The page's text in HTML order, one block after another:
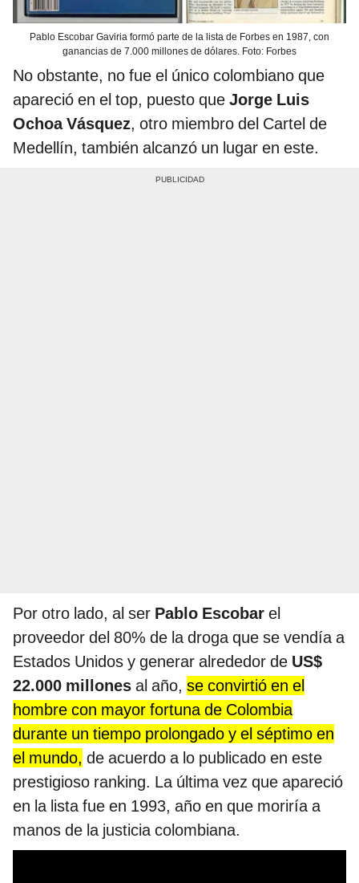
Pablo Escobar Gaviria formó parte de la lista de Forbes en 1987, con
ganancias de 7.000 millones de dólares. Foto: Forbes
No obstante, no fue el único colombiano que
apareció en el top, puesto que Jorge Luis
Ochoa Vásquez, otro miembro del Cartel de
Medellín, también alcanzó un lugar en este.
Por otro lado, al ser Pablo Escobar el
proveedor del 80% de la droga que se vendía a
Estados Unidos y generar alrededor de US$
22.000 millones al año, se convirtió en el
hombre con mayor fortuna de Colombia
durante un tiempo prolongado y el séptimo en
el mundo, de acuerdo a lo publicado en este
prestigioso ranking. La última vez que apareció
en la lista fue en 1993, año en que moriría a
manos de la justicia colombiana.